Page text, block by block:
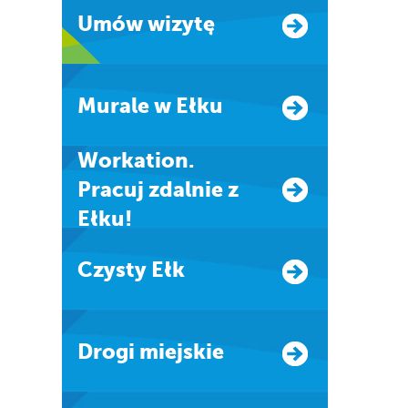
Umów wizytę
Murale w Ełku
Workation.
Pracuj zdalnie z
Ełku!
Czysty Ełk
Drogi miejskie